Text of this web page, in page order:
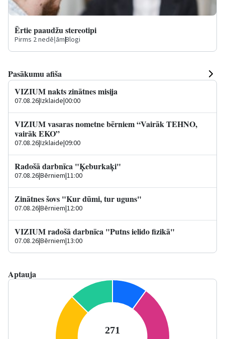
Ērtie paaudžu stereotipi
Pirms 2 nedēļām|Blogi
Pasākumu afiša
VIZIUM nakts zinātnes misija
07.08.26|Izklaide|00:00
VIZIUM vasaras nometne bērniem “Vairāk TEHNO,
vairāk EKO”
07.08.26|Izklaide|09:00
Radošā darbnīca "Ķeburkaķi"
07.08.26|Bērniem|11:00
Zinātnes šovs "Kur dūmi, tur uguns"
07.08.26|Bērniem|12:00
VIZIUM radošā darbnīca "Putns ielido fizikā"
07.08.26|Bērniem|13:00
Aptauja